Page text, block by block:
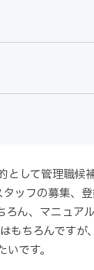
して管理職候
ッフの募集、
ん、マニュア
ちろんですが
です。